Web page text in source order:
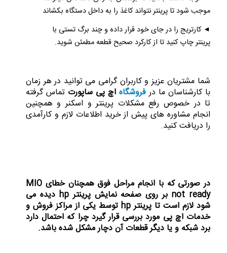
موجب شود تا پرینتر نتواند کاغذ را به داخل دستگاه بکشاند
◄ کارتریج را در جای خود قرار داده و چند برگ تستی با
پرینتر چاپ کنید تا از کارکرد صحیح قطعه مطمئن شوید.
شما مشتریان عزیز و کاربران گرامی می توانید در هر زمان
با کارشناسان ما درفروشگاهاچ پی ساپورت تماس گرفته
تا در خصوص رفع مشکلات پرینتر و اسکنر و همچنین
انجام مشاوره های پیش از خرید اطلاعات لازم و کارآمدی
را دریافت کنید.
در صورتی که با انجام مراحل فوق همچنان خطای MIO
not ready بر روی صفحه نمایش پرینتر hp دیده می
شود لازم است تا پرینتر hp توسط یکی از مراکز فروش و
خدمات اچ پی مورد بررسی قرار گیرد چرا که احتمال دارد
برد شبکه و یا دیگر قطعات آن دچار مشکل شده باشد.